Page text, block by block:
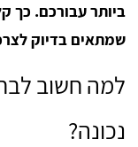
ביותר עבורכם. כך
שמתאים בדיוק
למה חשוב
נכונה?